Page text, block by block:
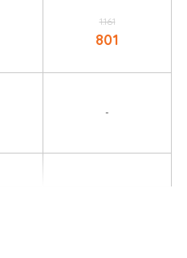
1.161
801
-